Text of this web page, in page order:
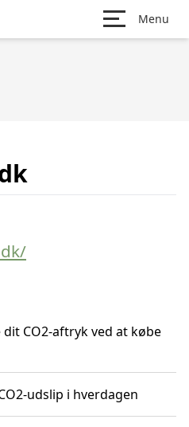
Menu
CO2-aftryk ved at købe
udslip i hverdagen